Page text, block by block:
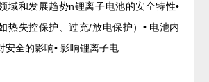
域和发展趋势n锂离子电池的安全特性•
热失控保护、过充/放电保护）• 电池内
安全的影响• 影响锂离子电......